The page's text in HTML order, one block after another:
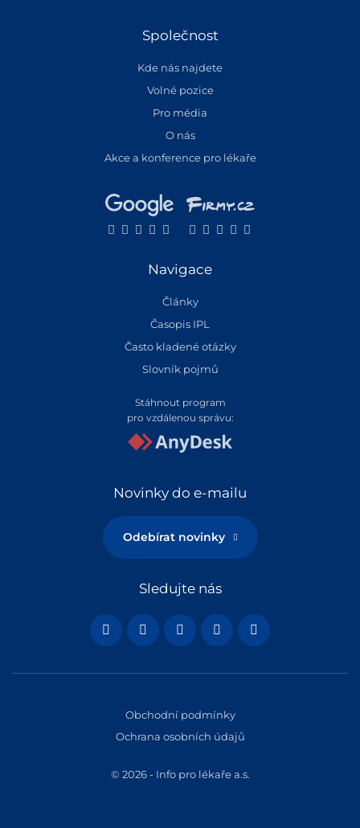
Společnost
Kde nás najdete
Volné pozice
Pro média
O nás
Akce a konference pro lékaře
Navigace
Články
Časopis IPL
Často kladené otázky
Slovník pojmů
Stáhnout program
pro vzdálenou správu:
Novinky do e-mailu
Odebírat novinky
Sledujte nás
© 2026 - Info pro lékaře a.s.
Obchodní podmínky
Ochrana osobních údajů